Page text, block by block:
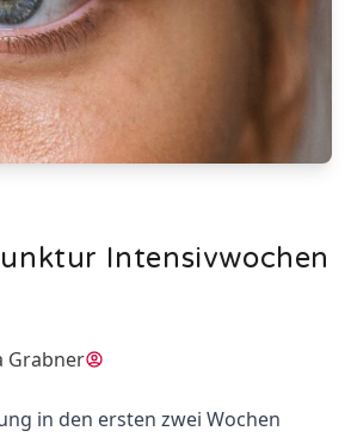
Intensivwochen
Grabner
in den ersten zwei Wochen